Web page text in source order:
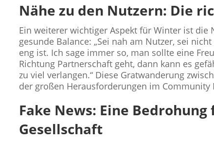
Nähe zu den Nutzern: Die
Ein weiterer wichtiger Aspekt für Winter ist die
gesunde Balance: „Sei nah am Nutzer, sei
eng ist. Ich sage immer so, man sollte eine
Richtung Partnerschaft geht, dann kann es
zu viel verlangen.“ Diese Gratwanderung
der großen Herausforderungen im Community
Fake News: Eine
Gesellschaft